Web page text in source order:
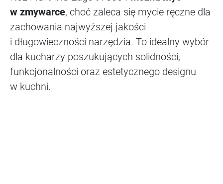
w zmywarce, choć zaleca się mycie ręczne dla
zachowania najwyższej jakości
i długowieczności narzędzia. To idealny wybór
dla kucharzy poszukujących solidności,
funkcjonalności oraz estetycznego designu
w kuchni.